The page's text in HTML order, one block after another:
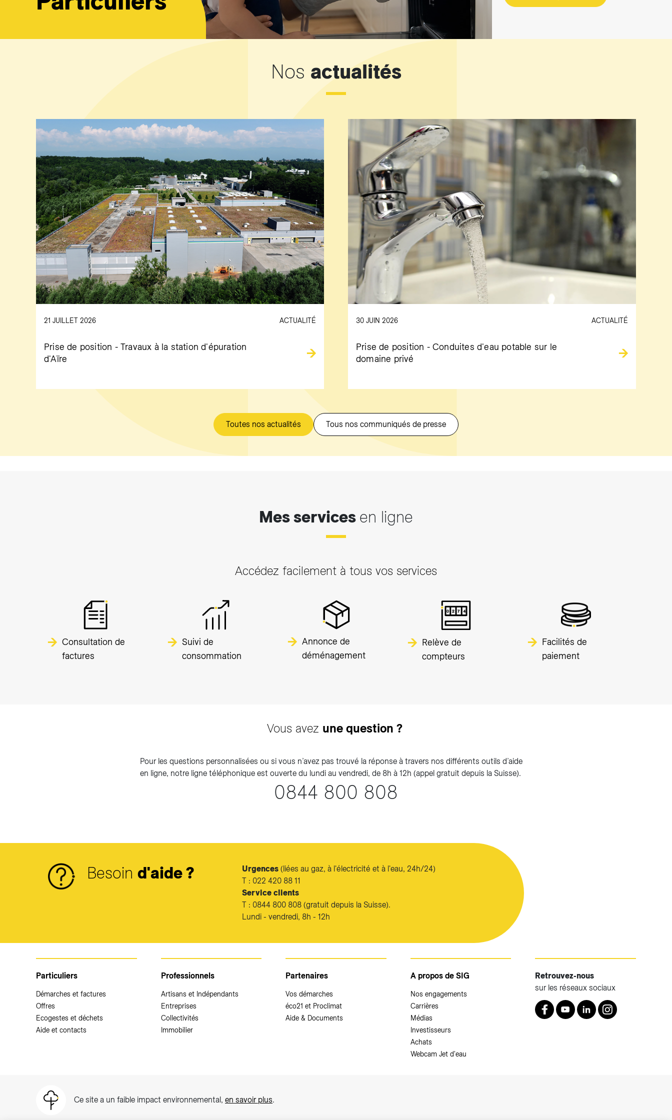
Tarifs et règlements
Nos actualités
21 JUILLET 2026 ACTUALITÉ
Prise de position - Travaux à la station d'épuration
d'Aïre
30 JUIN 2026 ACTUALITÉ
Prise de position - Conduites d'eau potable sur le
domaine privé
Toutes nos actualités Tous nos communiqués de presse
Mes services en ligne
Accédez facilement à tous vos services
Consultation de
factures
Suivi de
consommation
Annonce de
déménagement
Relève de
compteurs
Facilités de
paiement
Vous avez une question ?
Pour les questions personnalisées ou si vous n’avez pas trouvé la réponse à travers nos différents outils d’aide
en ligne, notre ligne téléphonique est ouverte du lundi au vendredi, de 8h à 12h (appel gratuit depuis la Suisse).
0844 800 808
Besoin d'aide ? Urgences (liées au gaz, à l'électricité et à l'eau, 24h/24)
T : 022 420 88 11
Service clients
T : 0844 800 808 (gratuit depuis la Suisse).
Lundi - vendredi, 8h - 12h
Particuliers
Démarches et factures
Offres
Ecogestes et déchets
Aide et contacts
Professionnels
Artisans et Indépendants
Entreprises
Collectivités
Immobilier
Partenaires
Vos démarches
éco21 et Proclimat
Aide & Documents
A propos de SIG
Nos engagements
Carrières
Médias
Investisseurs
Achats
Webcam Jet d'eau
Retrouvez-nous
sur les réseaux sociaux
Retrouvez nous sur Facebook
YoutubeLinkedInInstagram
Ce site a un faible impact environnemental, en savoir plus.